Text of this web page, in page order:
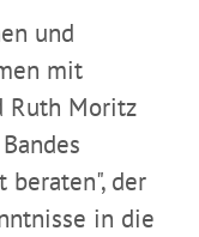
und
mit
Ruth Moritz
beraten", der
in die